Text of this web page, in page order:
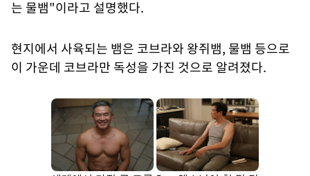
는 물뱀"이라고 설명했다.
현지에서 사육되는 뱀은 코브라와 왕쥐뱀, 물뱀 등으로
이 가운데 코브라만 독성을 가진 것으로 알려졌다.